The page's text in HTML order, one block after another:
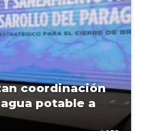
coordinación
potable a